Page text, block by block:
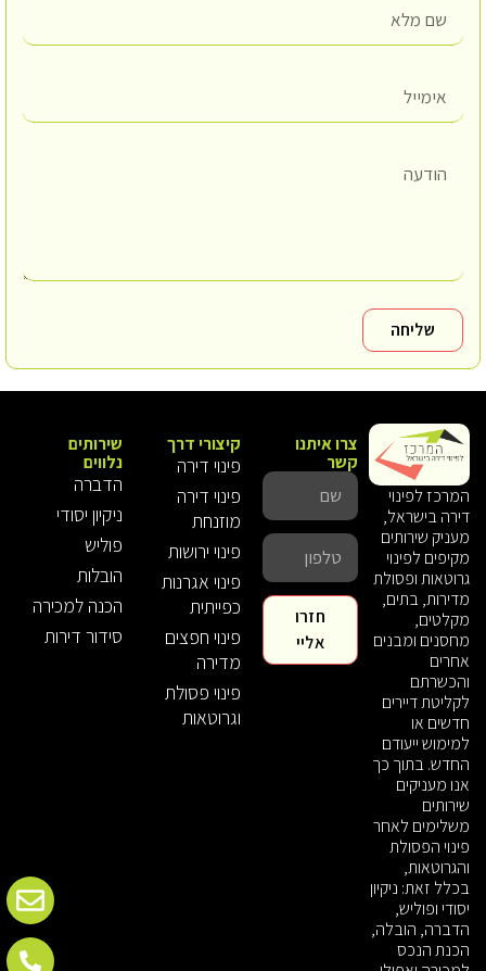
שליחה
המרכז לפינוי
דירה בישראל,
מעניק שירותים
מקיפים לפינוי
גרוטאות ופסולת
מדירות, בתים,
מקלטים,
מחסנים ומבנים
אחרים
והכשרתם
לקליטת דיירים
חדשים או
למימוש ייעודם
החדש. בתוך כך
אנו מעניקים
שירותים
משלימים לאחר
פינוי הפסולת
והגרוטאות,
בכלל זאת: ניקיון
יסודי ופוליש,
הדברה, הובלה,
הכנת הנכס
קיצורי דרך
פינוי דירה
פינוי דירה
מוזנחת
פינוי ירושות
פינוי אגרנות
כפייתית
פינוי חפצים
מדירה
פינוי פסולת
וגרוטאות
שירותים
נלווים
הדברה
ניקיון יסודי
פוליש
הובלות
הכנה למכירה
סידור דירות
צרו איתנו
קשר
חזרו
אליי